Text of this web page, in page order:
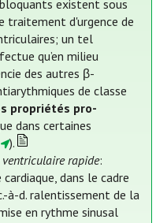
existent sous
traitement d'urgence de
un tel
qu’en milieu
des autres β-
de classe
propriétés pro-
dans certaines
).
rapide:
dans le cadre
à-d. ralentissement de la
en rythme sinusal